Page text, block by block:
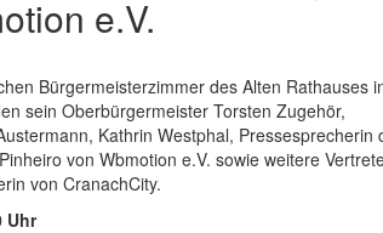
e.V.
Bürgermeisterzimmer des Alten Rathauses
sein Oberbürgermeister Torsten Zugehör,
Kathrin Westphal, Pressesprecherin
von Wbmotion e.V. sowie weitere
von CranachCity.
Uhr